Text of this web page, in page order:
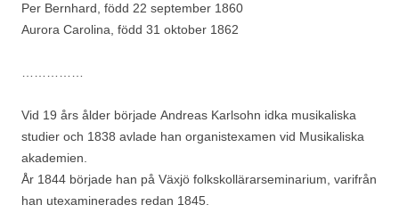
Per Bernhard, född 22 september 1860
Aurora Carolina, född 31 oktober 1862
Vid 19 års ålder började Andreas Karlsohn idka musikaliska
studier och 1838 avlade han organistexamen vid Musikaliska
akademien.
År 1844 började han på Växjö folkskollärarseminarium, varifrån
han utexaminerades redan 1845.